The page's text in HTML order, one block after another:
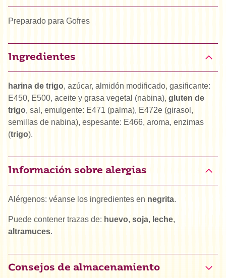
Preparado para Gofres
Ingredientes
harina de trigo, azúcar, almidón modificado, gasificante:
E450, E500, aceite y grasa vegetal (nabina), gluten de
trigo, sal, emulgente: E471 (palma), E472e (girasol,
semillas de nabina), espesante: E466, aroma, enzimas
(trigo).
Información sobre alergias
Alérgenos: véanse los ingredientes en negrita.
Puede contener trazas de: huevo, soja, leche,
altramuces.
Consejos de almacenamiento